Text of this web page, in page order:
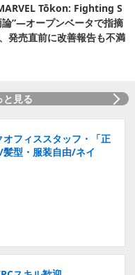
Tōkon: Fighting S
”―オープンベータで指摘
発売直前に改善報告も不満
と見る
オフィススタッフ・「正
型・服装自由/ネイ